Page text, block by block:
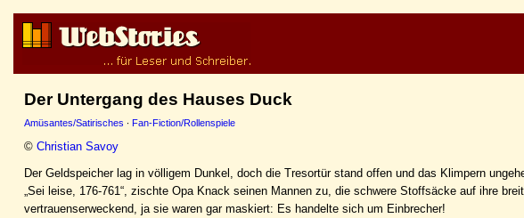
Der Untergang des Hauses Duck
Amüsantes/Satirisches · Fan-Fiction/Rollenspiele
© Christian Savoy
Der Geldspeicher lag in völligem Dunkel, doch die Tresortür stand offen und das Klimpern
„Sei leise, 176-761“, zischte Opa Knack seinen Mannen zu, die schwere Stoffsäcke auf ihre
vertrauenserweckend, ja sie waren gar maskiert: Es handelte sich um Einbrecher!